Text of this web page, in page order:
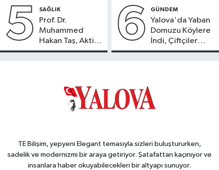
5 SAĞLIK
Prof. Dr.
Muhammed
Hakan Taş, Aktif
International
6 GÜNDEM
Yalova'da Yaban
Domuzu Köylere
İndi, Çiftçiler
Endişeli!
TE Bilişim, yepyeni Elegant temasıyla sizleri buluştururken,
sadelik ve modernizmi bir araya getiriyor. Şatafattan kaçınıyor ve
insanlara haber okuyabilecekleri bir altyapı sunuyor.